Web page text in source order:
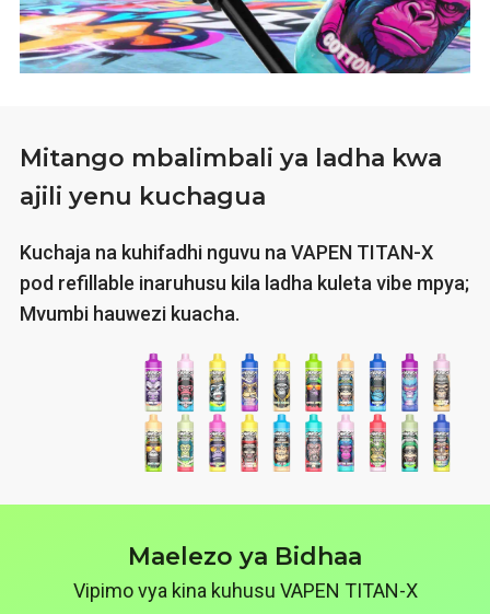
Mitango mbalimbali ya ladha kwa
ajili yenu kuchagua
Kuchaja na kuhifadhi nguvu na VAPEN TITAN-X
pod refillable inaruhusu kila ladha kuleta vibe mpya;
Mvumbi hauwezi kuacha.
Maelezo ya Bidhaa
Vipimo vya kina kuhusu VAPEN TITAN-X